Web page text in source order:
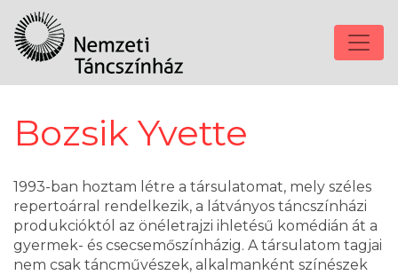
Bozsik Yvette
1993-ban hoztam létre a társulatomat, mely széles
repertoárral rendelkezik, a látványos táncszínházi
produkcióktól az önéletrajzi ihletésű komédián át a
gyermek- és csecsemőszínházig. A társulatom tagjai
nem csak táncművészek, alkalmanként színészek